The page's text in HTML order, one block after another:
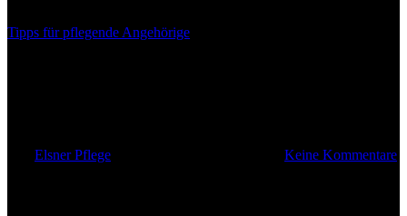
Tipps für pflegende Angehörige
Elsner Pflege Keine Kommentare